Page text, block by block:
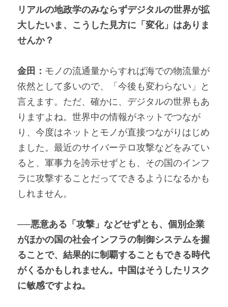
リアルの地政学のみならずデジタルの世界が拡
大したいま、こうした見方に「変化」はありま
せんか？
金田： モノの流通量からすれば海での物流量が
依然として多いので、「今後も変わらない」と
言えます。ただ、確かに、デジタルの世界もあ
りますよね。世界中の情報がネットでつなが
り、今度はネットとモノが直接つながりはじめ
ました。最近のサイバーテロ攻撃などをみてい
ると、軍事力を誇示せずとも、その国のインフ
ラに攻撃することだってできるようになるかも
しれません。
──悪意ある「攻撃」などせずとも、個別企業
がほかの国の社会インフラの制御システムを握
ることで、結果的に制覇することもできる時代
がくるかもしれません。中国はそうしたリスク
に敏感ですよね。